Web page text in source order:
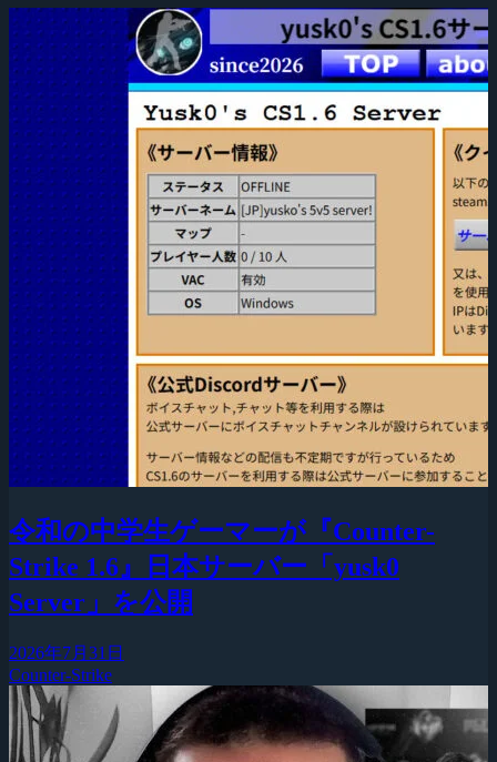
令和の中学生ゲーマーが『Counter-
Strike 1.6』日本サーバー「yusk0
Server」を公開
2026年7月31日
Counter-Strike